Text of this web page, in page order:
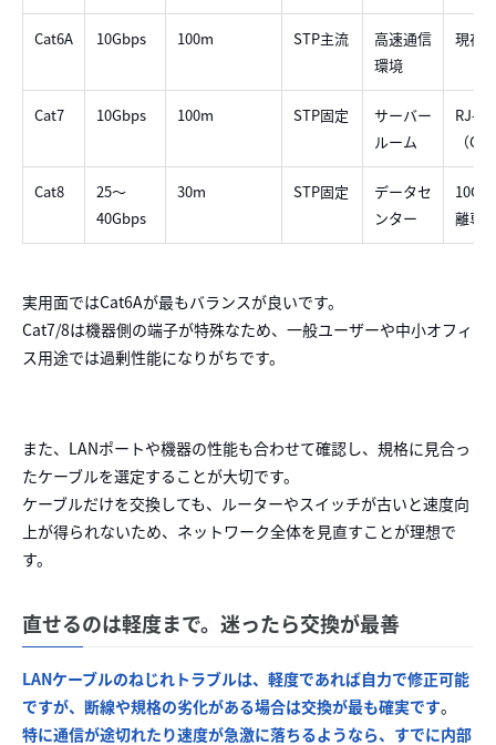
Cat6A 10Gbps 100m STP主流
高速通信
環境
現在
Cat7 10Gbps 100m STP固定
サーバー
ルーム
RJ-
（
Cat8
25〜
40Gbps
30m STP固定
データセ
ンター
10G
離専
実用面ではCat6Aが最もバランスが良いです。
Cat7/8は機器側の端子が特殊なため、一般ユーザーや中小オフィ
ス用途では過剰性能になりがちです。
また、LANポートや機器の性能も合わせて確認し、規格に見合っ
たケーブルを選定することが大切です。
ケーブルだけを交換しても、ルーターやスイッチが古いと速度向
上が得られないため、ネットワーク全体を見直すことが理想で
す。
直せるのは軽度まで。迷ったら交換が最善
LANケーブルのねじれトラブルは、軽度であれば自力で修正可能
ですが、断線や規格の劣化がある場合は交換が最も確実です。
特に通信が途切れたり速度が急激に落ちるようなら、すでに内部